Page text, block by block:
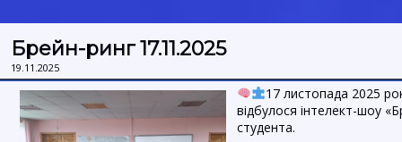
Брейн-ринг 17.11.2025
19.11.2025
17 листопада 2025
відбулося інтелект-шоу
студента.